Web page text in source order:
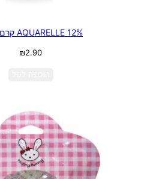
12% AQUARELLE קרם חמצן
₪2.90